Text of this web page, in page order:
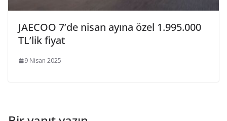
JAECOO 7’de nisan ayına özel 1.995.000
TL’lik fiyat
9 Nisan 2025